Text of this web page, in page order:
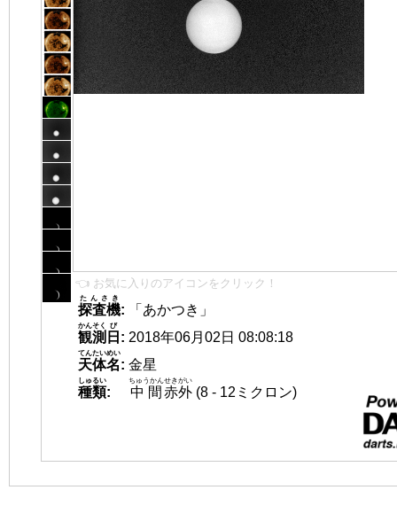
👈 お気に入りのアイコンをクリック！
探査機
たんさき
:
「あかつき」
観測
かんそく
日
び
: 2018年06月02日 08:08:18
天体名
てんたいめい
: 金星
種類
しゅるい
: 中間
ちゅうかん
赤外
せきがい
(8 - 12ミクロン)